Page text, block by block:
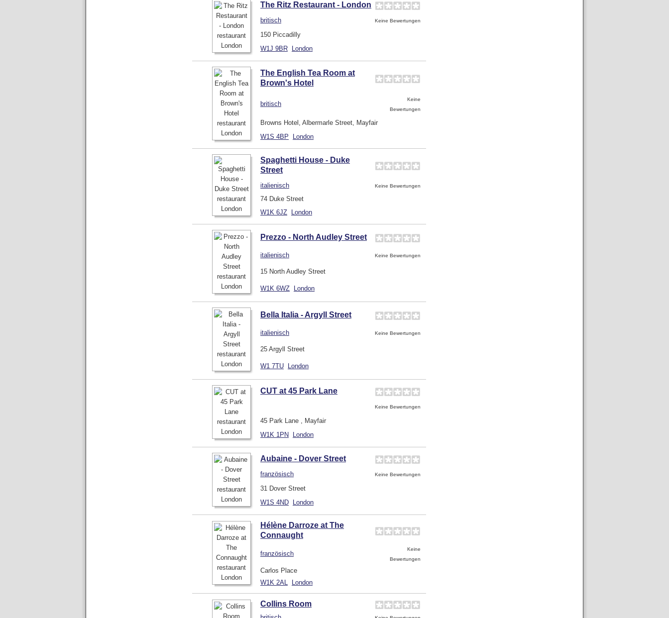
The Ritz Restaurant - London
britisch Keine Bewertungen
150 Piccadilly
W1J 9BR
London
The English Tea Room at
Brown's Hotel
britisch
Keine
Bewertungen
Browns Hotel, Albermarle Street, Mayfair
W1S 4BP
London
Spaghetti House - Duke
Street
italienisch Keine Bewertungen
74 Duke Street
W1K 6JZ
London
Prezzo - North Audley Street
italienisch Keine Bewertungen
15 North Audley Street
W1K 6WZ London
Bella Italia - Argyll Street
italienisch Keine Bewertungen
25 Argyll Street
W1 7TU London
CUT at 45 Park Lane
Keine Bewertungen
45 Park Lane , Mayfair
W1K 1PN
London
Aubaine - Dover Street
französisch Keine Bewertungen
31 Dover Street
W1S 4ND
London
Hélène Darroze at The
Connaught
französisch
Keine
Bewertungen
Carlos Place
W1K 2AL
London
Collins Room